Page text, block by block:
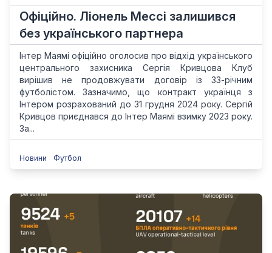
Офіційно. Ліонель Мессі залишився
без українського партнера
Інтер Маямі офіційно оголосив про відхід українського
центрального захисника Сергія Кривцова Клуб
вирішив не продовжувати договір із 33-річним
футболістом. Зазначимо, що контракт українця з
Інтером розрахований до 31 грудня 2024 року. Сергій
Кривцов приєднався до Інтер Маямі взимку 2023 року.
За...
Новини Футбол